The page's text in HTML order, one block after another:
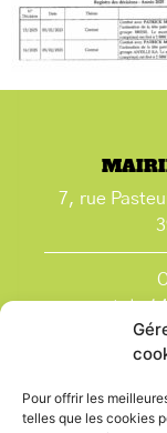
Pour offrir les
telles que les cookies
7, rue
et de